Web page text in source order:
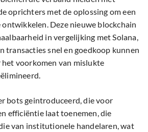
oprichters met de oplossing om een
Deze nieuwe blockchain
in vergelijking met Solana,
transacties snel en goedkoop kunnen
voorkomen van mislukte
bots geintroduceerd, die voor
efficiëntie laat toenemen, die
van institutionele handelaren, wat